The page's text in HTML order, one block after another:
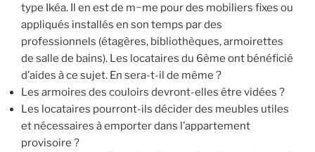
type Ikéa. Il en est de m~me pour des mobiliers fixes ou
appliqués installés en son temps par des
professionnels (étagères, bibliothèques, armoirettes
de salle de bains). Les locataires du 6ème ont bénéficié
d’aides à ce sujet. En sera-t-il de même ?
Les armoires des couloirs devront-elles être vidées ?
Les locataires pourront-ils décider des meubles utiles
et nécessaires à emporter dans l’appartement
provisoire ?